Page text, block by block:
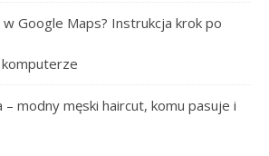
w Google Maps? Instrukcja krok po
modny męski haircut, komu pasuje i